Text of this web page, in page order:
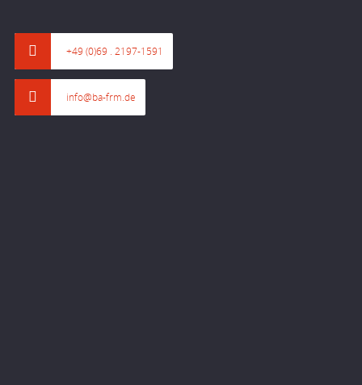
+49 (0)69 . 2197-1591
info@ba-frm.de